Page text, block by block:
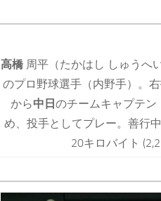
高橋 周平（たかはし しゅうへ
のプロ野球選手（内野手）。右
から中日 のチームキャプテ
め、投手としてプレー。善行
20キロバイト